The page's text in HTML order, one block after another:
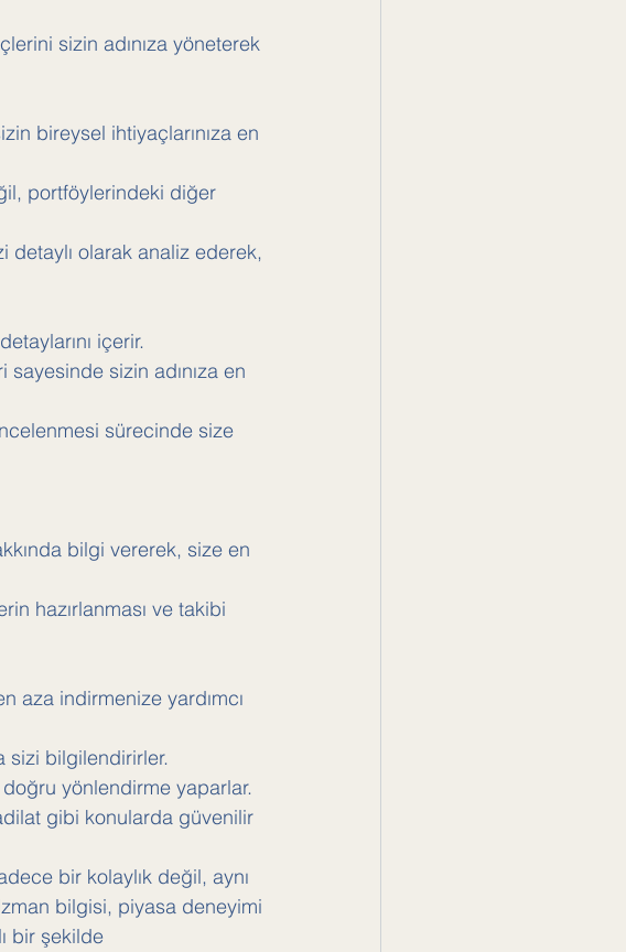
sizin adınıza yöneterek
bireysel ihtiyaçlarınıza en
portföylerindeki diğer
detaylı olarak analiz ederek,
içerir.
sizin adınıza en
sürecinde size
bilgi vererek, size en
hazırlanması ve takibi
aza indirmenize yardımcı
sizi bilgilendirirler.
yönlendirme yaparlar.
gibi konularda güvenilir
bir kolaylık değil, aynı
bilgisi, piyasa deneyimi
bir şekilde